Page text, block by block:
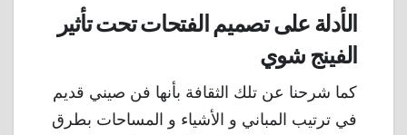
الأدلة على تصميم الفتحات تحت تأثير
الفينج شوي
كما شرحنا عن تلك الثقافة بأنها فن صيني قديم
في ترتيب المباني و الأشياء و المساحات بطرق